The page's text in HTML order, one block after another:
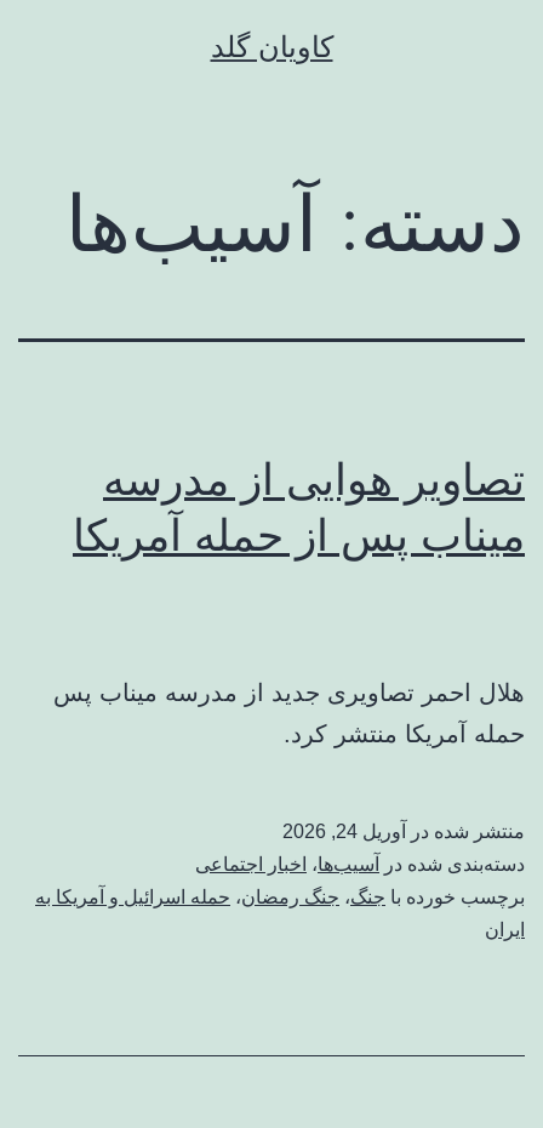
کاویان گلد
دسته: آسیب‌ها
تصاویر هوایی از مدرسه
میناب پس از حمله آمریکا
هلال احمر تصاویری جدید از مدرسه میناب پس
حمله آمریکا منتشر کرد.
منتشر شده در
آوریل 24, 2026
دسته‌بندی شده در
آسیب‌ها، اخبار اجتماعی
برچسب خورده با جنگ، جنگ رمضان، حمله اسرائیل و آمریکا به
ایران